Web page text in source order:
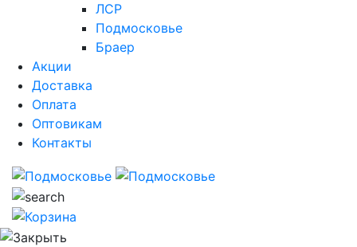
ЛСР
Подмосковье
Браер
Акции
Доставка
Оплата
Оптовикам
Контакты